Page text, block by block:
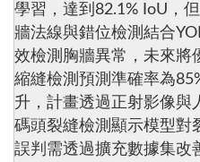
學習，達到82.1% IoU，
牆法線與錯位檢測結合
效檢測胸牆異常，未來將
縮縫檢測預測準確率為
升，計畫透過正射影像與
碼頭裂縫檢測顯示模型對
誤判需透過擴充數據集改